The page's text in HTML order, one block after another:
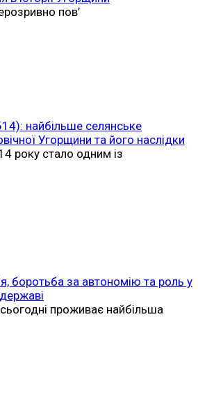
пов’
найбільше селянське
Угорщини та його наслідки
року стало одним із
боротьба за автономію та роль у
проживає найбільша